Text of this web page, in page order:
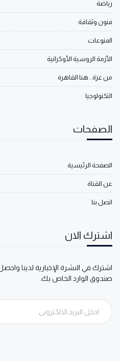
رياضة
فنون وثقافة
المنوعات
الأزمة الروسية الأوكرانية
من غزة.. هنا القاهرة
التكنولوجيا
الصفحات
الصفحة الرئيسية
عن القناة
اتصل بنا
اشترك الان
اشترك في النشرة الإخبارية لدينا
صندوق الوارد الخاص بك.